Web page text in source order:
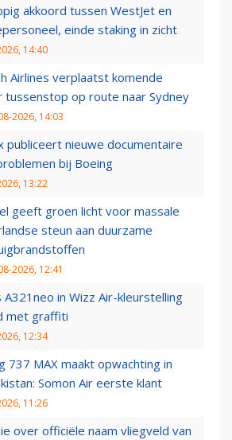
akkoord tussen WestJet en
einde staking in zicht
14:40
Airlines verplaatst komende
tussenstop op route naar Sydney
2026, 14:03
publiceert nieuwe documentaire
bij Boeing
13:22
geeft groen licht voor massale
steun aan duurzame
2026, 12:41
A321neo in Wizz Air-kleurstelling
met graffiti
12:34
737 MAX maakt opwachting in
Somon Air eerste klant
11:26
over officiële naam vliegveld van